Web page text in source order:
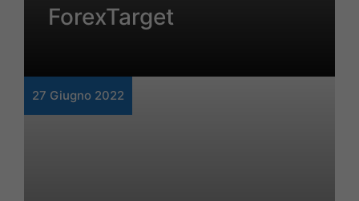
ForexTarget
27 Giugno 2022